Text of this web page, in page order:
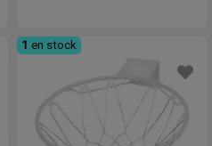
1 en stock